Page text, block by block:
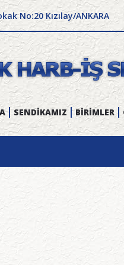
No:20 Kızılay/ANKARA
SENDİKAMIZ BİRİMLER